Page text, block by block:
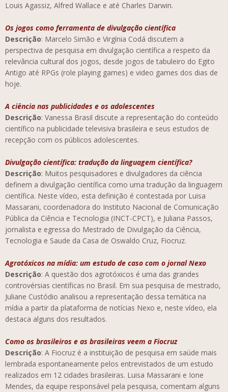
Louis Agassiz, Alfred Wallace e até Charles Darwin.
Os jogos como ferramenta de divulgação científica
Descrição: Marcelo Simão e Virgínia Codá discutem a
perspectiva de pesquisa em divulgação científica a respeito da
relevância cultural dos jogos, desde jogos de tabuleiro do Egito
Antigo até RPGs (role playing games) e video games dos dias de
hoje.
A ciência nas publicidades e os adolescentes
Descrição: Vanessa Brasil discute a representação do conteúdo
científico na publicidade televisiva brasileira e seus estudos de
recepção com os públicos adolescentes.
Divulgação científica: tradução da linguagem científica?
Descrição: Muitos pesquisadores e divulgadores da ciência
definem a divulgação científica como uma tradução da linguagem
científica. Neste vídeo, esta definição é contestada por Luisa
Massarani, coordenadora do Instituto Nacional de Comunicação
Pública da Ciência e Tecnologia (INCT-CPCT), e Juliana Passos,
jornalista e egressa do Mestrado de Divulgação da Ciência,
Tecnologia e Saude da Casa de Oswaldo Cruz, Fiocruz.
Agrotóxicos na mídia: um estudo de caso com o jornal Nexo
Descrição: A questão dos agrotóxicos é uma das grandes
controvérsias científicas no Brasil. Em sua pesquisa de mestrado,
Juliane Custódio analisou a representação dessa temática na
mídia a partir da plataforma de notícias Nexo e, neste vídeo, ela
destaca alguns dos resultados.
Como os brasileiros e as brasileiras veem a Fiocruz
Descrição: A Fiocruz é a instituição de pesquisa em saúde mais
lembrada espontaneamente pelos entrevistados de um estudo
realizados em 12 cidades brasileiras. Luisa Massarani e Ione
Mendes, da equipe responsável pela pesquisa, comentam alguns